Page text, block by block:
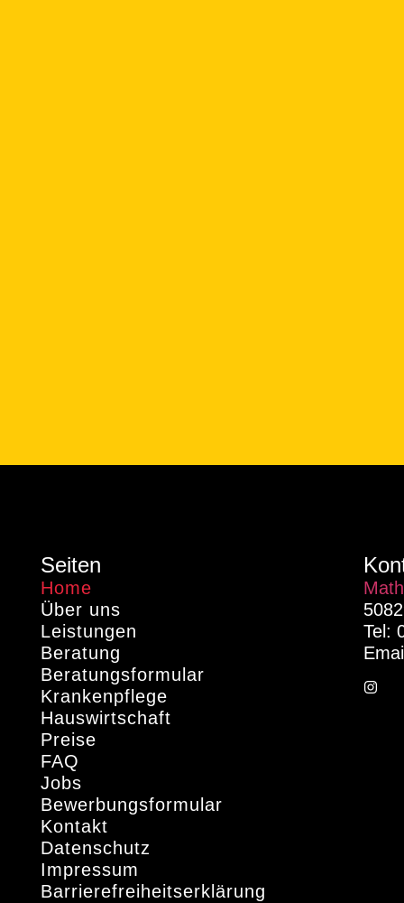
Seiten
Home
Über uns
Leistungen
Beratung
Beratungsformular
Krankenpflege
Hauswirtschaft
Preise
FAQ
Jobs
Bewerbungsformular
Kontakt
Datenschutz
Impressum
Barrierefreiheitserklärung
Tel: